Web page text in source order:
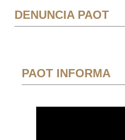
DENUNCIA PAOT
PAOT INFORMA